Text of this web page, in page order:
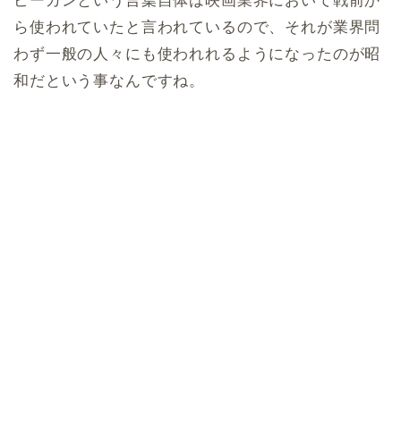
ら使われていたと言われているので、それが業界問
わず一般の人々にも使われれるようになったのが昭
和だという事なんですね。